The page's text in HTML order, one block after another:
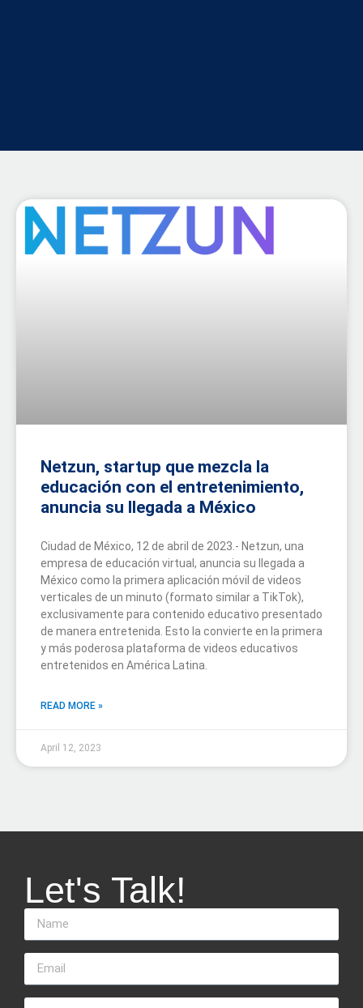
Netzun, startup que mezcla la
educación con el entretenimiento,
anuncia su llegada a México
Ciudad de México, 12 de abril de 2023.- Netzun, una
empresa de educación virtual, anuncia su llegada a
México como la primera aplicación móvil de videos
verticales de un minuto (formato similar a TikTok),
exclusivamente para contenido educativo presentado
de manera entretenida. Esto la convierte en la primera
y más poderosa plataforma de videos educativos
entretenidos en América Latina.
READ MORE »
April 12, 2023
Let's Talk!